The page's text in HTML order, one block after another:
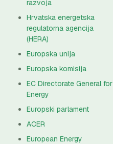
razvoja
Hrvatska energetska
regulatorna agencija
(HERA)
Europska unija
Europska komisija
EC Directorate General for
Energy
Europski parlament
ACER
European Energy